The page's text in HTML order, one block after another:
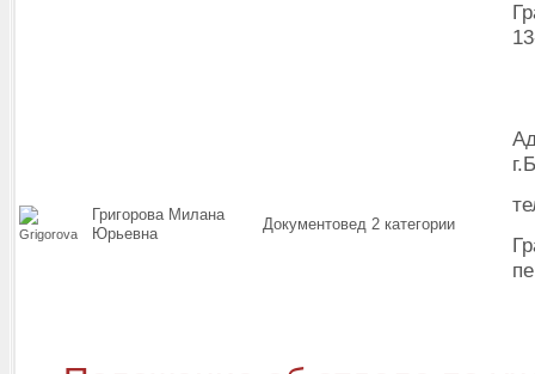
Григорова Милана
Юрьевна
Документовед 2 категории